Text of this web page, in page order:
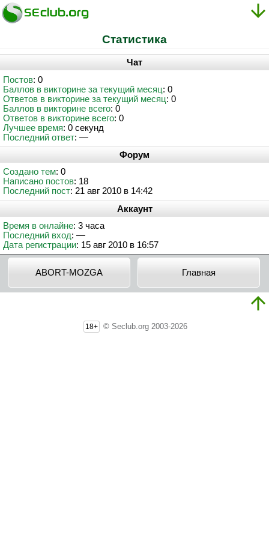
Статистика
Чат
Постов: 0
Баллов в викторине за текущий месяц: 0
Ответов в викторине за текущий месяц: 0
Баллов в викторине всего: 0
Ответов в викторине всего: 0
Лучшее время: 0 секунд
Последний ответ: —
Форум
Создано тем: 0
Написано постов: 18
Последний пост: 21 авг 2010 в 14:42
Аккаунт
Время в онлайне: 3 часа
Последний вход: —
Дата регистрации: 15 авг 2010 в 16:57
ABORT-MOZGA Главная
18+ © Seclub.org 2003-2026